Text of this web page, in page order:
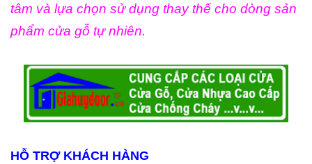
tâm và lựa chọn sử dụng thay thế cho dòng sản
phẩm cửa gỗ tự nhiên.
HỖ TRỢ KHÁCH HÀNG